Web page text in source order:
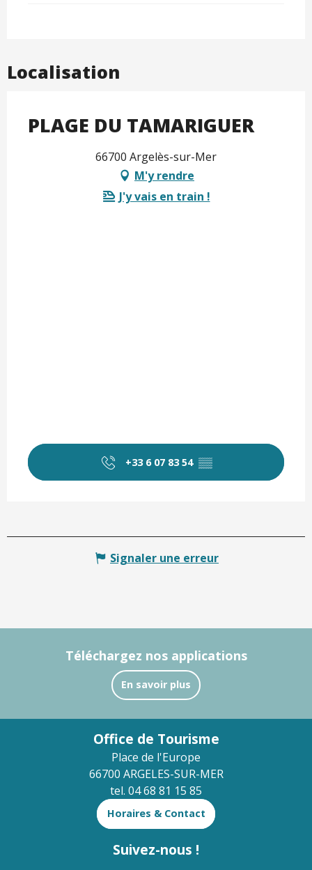
Localisation
PLAGE DU TAMARIGUER
66700 Argelès-sur-Mer
M'y rendre
J'y vais en train !
+33 6 07 83 54 ▒▒
Signaler une erreur
Téléchargez nos applications
En savoir plus
Office de Tourisme
Place de l'Europe
66700 ARGELES-SUR-MER
tel. 04 68 81 15 85
Horaires & Contact
Suivez-nous !